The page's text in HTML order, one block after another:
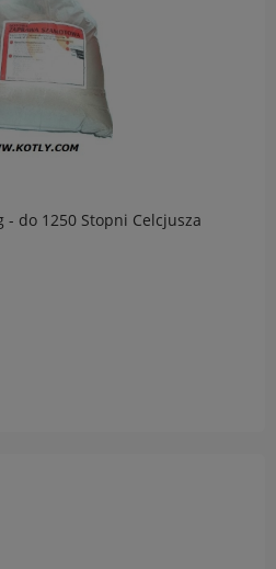
- do 1250 Stopni Celcjusza